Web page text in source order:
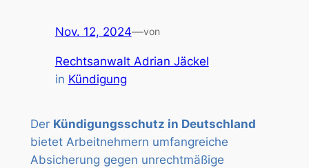
Nov. 12, 2024—von
Rechtsanwalt Adrian Jäckel
in Kündigung
Der Kündigungsschutz in Deutschland
bietet Arbeitnehmern umfangreiche
Absicherung gegen unrechtmäßige